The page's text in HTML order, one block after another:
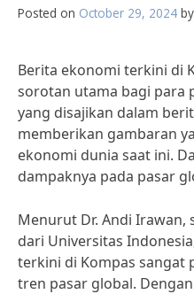
Posted on October 29, 2024 by
Berita ekonomi terkini di
sorotan utama bagi para
yang disajikan dalam
memberikan gambaran
ekonomi dunia saat ini.
dampaknya pada pasar
Menurut Dr. Andi
dari Universitas
terkini di Kompas sangat
tren pasar global.